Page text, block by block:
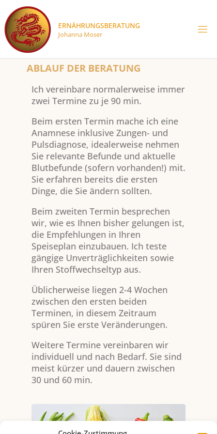
ERNÄHRUNGSBERATUNG
Johanna Moser
Individuelle
Ernährungsberatu
Ernährung
nach der
Chinesischen
Medizin
Stoffwechselty
Medizinische
Erfahrungsberi
Ablauf der
Beratung
Beratung von
Kindern und
Jugendlichen
Angebote
rmation
Kochkurse
Workshops
Vorträge
pädagogischem
ABLAUF DER BERATUNG
Ich vereinbare normalerweise immer
zwei Termine zu je 90 min.
Beim ersten Termin mache ich eine
Anamnese inklusive Zungen- und
Pulsdiagnose, idealerweise nehmen
Sie relevante Befunde und aktuelle
Blutbefunde (sofern vorhanden!) mit.
Sie erfahren bereits die ersten
Dinge, die Sie ändern sollten.
Beim zweiten Termin besprechen
wir, wie es Ihnen bisher gelungen ist,
die Empfehlungen in Ihren
Speiseplan einzubauen. Ich teste
gängige Unverträglichkeiten sowie
Ihren Stoffwechseltyp aus.
Üblicherweise liegen 2-4 Wochen
zwischen den ersten beiden
Terminen, in diesem Zeitraum
spüren Sie erste Veränderungen.
Weitere Termine vereinbaren wir
individuell und nach Bedarf. Sie sind
meist kürzer und dauern zwischen
30 und 60 min.